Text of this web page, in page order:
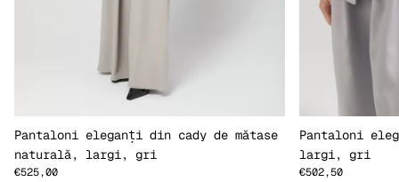
Pantaloni eleganți din cady de mătase
naturală, largi, gri
€525,00
Pantaloni
largi, gri
€502,50